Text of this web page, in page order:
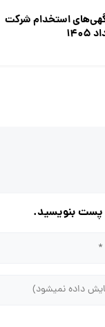
استخدام شرکت
پست بنویسید.